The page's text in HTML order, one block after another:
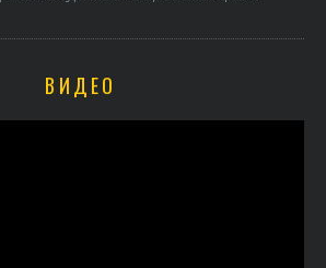
ВИДЕО